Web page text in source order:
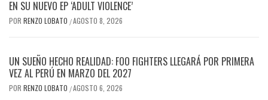
EN SU NUEVO EP ‘ADULT VIOLENCE’
POR RENZO LOBATO /AGOSTO 8, 2026
UN SUEÑO HECHO REALIDAD: FOO FIGHTERS LLEGARÁ POR PRIMERA
VEZ AL PERÚ EN MARZO DEL 2027
POR RENZO LOBATO /AGOSTO 6, 2026